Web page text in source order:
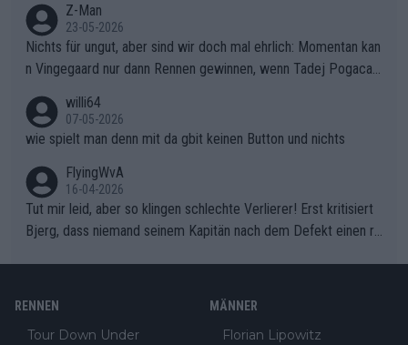
Z-Man
23-05-2026
Nichts für ungut, aber sind wir doch mal ehrlich: Momentan kan
n Vingegaard nur dann Rennen gewinnen, wenn Tadej Pogacar
willi64
07-05-2026
wie spielt man denn mit da gbit keinen Button und nichts
FlyingWvA
16-04-2026
Tut mir leid, aber so klingen schlechte Verlierer! Erst kritisiert
Bjerg, dass niemand seinem Kapitän nach dem Defekt einen ro
ter mit einem platten Reifen ins Velodrome einfuhr. Schlechter
Defekt anschaut - wer andern eine Grube gräbt, fällt selbst hin
RENNEN
Tour Down Under
MÄNNER
Florian Lipowitz